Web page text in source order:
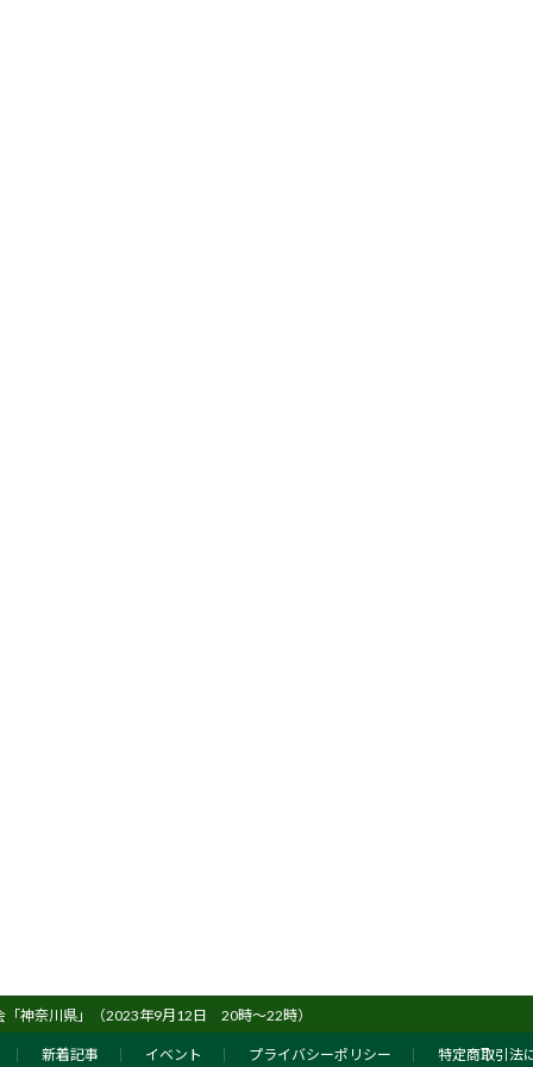
「神奈川県」（2023年9月12日 20時～22時）
新着記事 イベント プライバシーポリシー 特定商取引法